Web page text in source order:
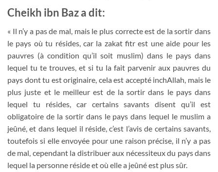
Cheikh ibn Baz a dit:
« Il n’y a pas de mal, mais le plus correcte est de la sortir dans
le pays où tu résides, car la zakat fitr est une aide pour les
pauvres (à condition qu’il soit muslim) dans le pays dans
lequel tu te trouves, et si tu la fait parvenir aux pauvres du
pays dont tu est originaire, cela est accepté inchAllah, mais le
plus juste et le meilleur est de la sortir dans le pays dans
lequel tu résides, car certains savants disent qu’il est
obligatoire de la sortir dans le pays dans lequel le muslim a
jeûné, et dans lequel il réside, c’est l’avis de certains savants,
toutefois si elle envoyée pour une raison précise, il n’y a pas
de mal, cependant la distribuer aux nécessiteux du pays dans
lequel la personne réside et où elle a jeûné est plus sûr.